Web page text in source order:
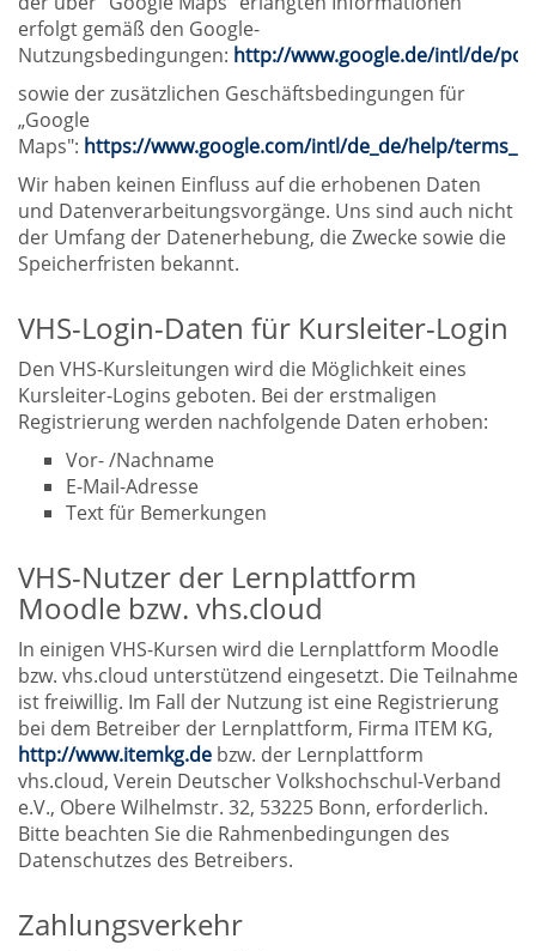
erfolgt gemäß den Google-
Nutzungsbedingungen: http://www.google.de/intl/de/
sowie der zusätzlichen Geschäftsbedingungen für
„Google
Maps": https://www.google.com/intl/de_de/help/
Wir haben keinen Einfluss auf die erhobenen Daten
und Datenverarbeitungsvorgänge. Uns sind auch nicht
der Umfang der Datenerhebung, die Zwecke sowie die
Speicherfristen bekannt.
VHS-Login-Daten für Kursleiter-Login
Den VHS-Kursleitungen wird die Möglichkeit eines
Kursleiter-Logins geboten. Bei der erstmaligen
Registrierung werden nachfolgende Daten erhoben:
Vor- /Nachname
E-Mail-Adresse
Text für Bemerkungen
VHS-Nutzer der Lernplattform
Moodle bzw. vhs.cloud
In einigen VHS-Kursen wird die Lernplattform Moodle
bzw. vhs.cloud unterstützend eingesetzt. Die Teilnahme
ist freiwillig. Im Fall der Nutzung ist eine Registrierung
bei dem Betreiber der Lernplattform, Firma ITEM KG,
http://www.itemkg.de bzw. der Lernplattform
vhs.cloud, Verein Deutscher Volkshochschul-Verband
e.V., Obere Wilhelmstr. 32, 53225 Bonn, erforderlich.
Bitte beachten Sie die Rahmenbedingungen des
Datenschutzes des Betreibers.
Zahlungsverkehr